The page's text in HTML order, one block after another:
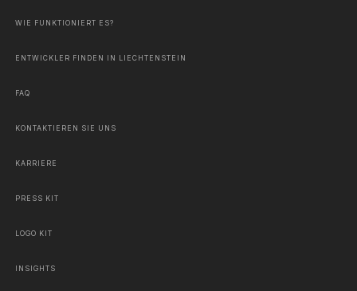
WIE FUNKTIONIERT ES?
ENTWICKLER FINDEN IN LIECHTENSTEIN
FAQ
KONTAKTIEREN SIE UNS
KARRIERE
PRESS KIT
LOGO KIT
INSIGHTS